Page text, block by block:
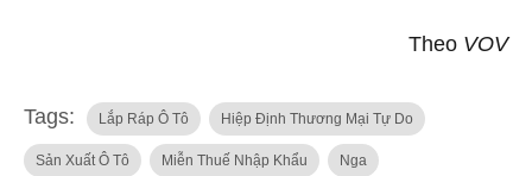
Theo VOV
Tags: Lắp Ráp Ô Tô Hiệp Định Thương Mại Tự Do
Sản Xuất Ô Tô Miễn Thuế Nhập Khẩu Nga